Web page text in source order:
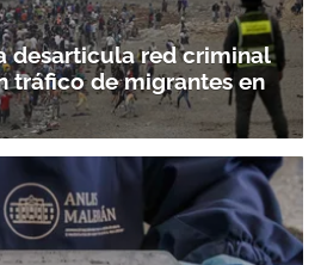
desarticula red criminal
tráfico de migrantes en